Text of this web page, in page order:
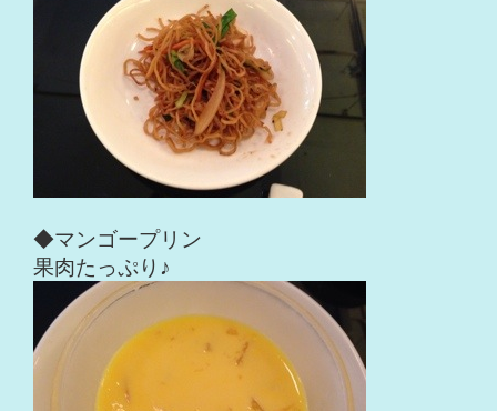
◆マンゴープリン
果肉たっぷり♪